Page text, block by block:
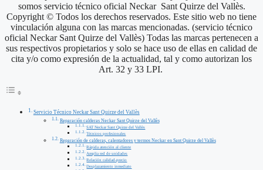
somos servicio técnico oficial Neckar Sant Quirze del Vallès.
Copyright © Todos los derechos reservados. Este sitio web no tiene
vinculación alguna con las marcas mencionadas. (servicio técnico
oficial Neckar Sant Quirze del Vallès) Todas las marcas pertenecen a
sus respectivos propietarios y solo se hace uso de ellas en calidad de
cita y/o como expresión de la actualidad, tal y como autorizan los
Art. 32 y 33 LPI.
Servicio Técnico Neckar Sant Quirze del Vallès
Reparación calderas Neckar Sant Quirze del Vallès
SAT Neckar Sant Quirze del Vallès
Técnicos profesionales
Reparación de calderas, calentadores y termos Neckar en Sant Quirze del Vallès
Rápida atención al cliente
Amplia red de unidades
Relación calidad-precio
Desplazamiento inmediato